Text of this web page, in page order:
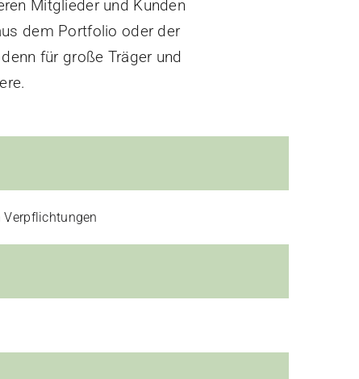
Mitglieder und Kunden
dem Portfolio oder der
für große Träger und
Verpflichtungen